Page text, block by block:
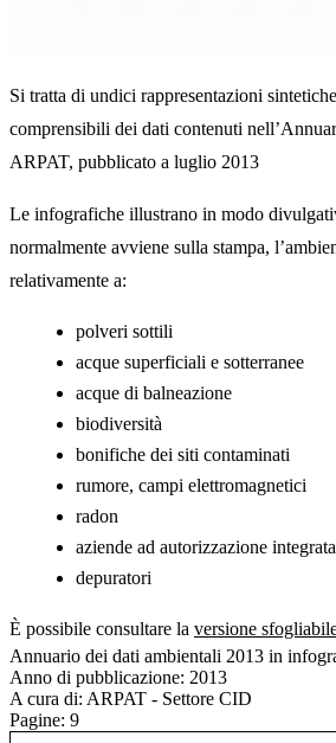
Si tratta di undici rappresentazioni
comprensibili dei dati contenuti
ARPAT, pubblicato a luglio 2013
Le infografiche illustrano in modo
normalmente avviene sulla stampa,
relativamente a:
polveri sottili
acque superficiali e sotterranee
acque di balneazione
biodiversità
bonifiche dei siti contaminati
rumore, campi elettromagnetici
radon
aziende ad autorizzazione
depuratori
È possibile consultare la versione
Annuario dei dati ambientali 2013 in
Anno di pubblicazione: 2013
A cura di: ARPAT - Settore CID
Pagine: 9